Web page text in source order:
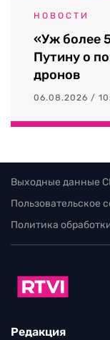
НОВОСТИ
«Уж более
Путину о
дронов
06.08.2026 /
Выходные данные
Пользовательское
Политика
Редакция